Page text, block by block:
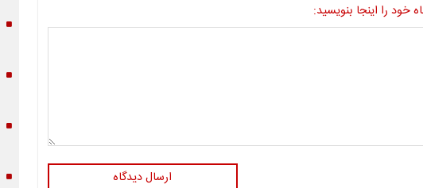
خود را اینجا بنویسید:
ارسال دیدگاه